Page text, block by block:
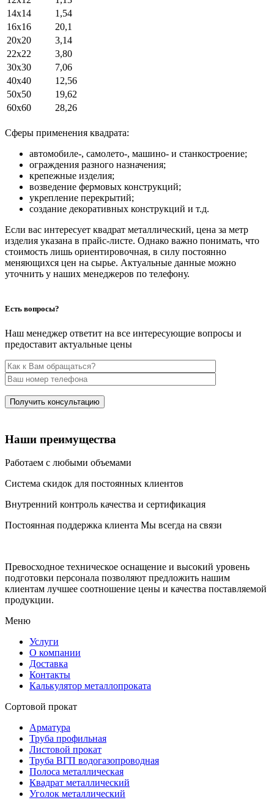
14х14
1,54
16х16
20,1
20х20
3,14
22х22
3,80
30х30
7,06
40х40
12,56
50х50
19,62
60х60
28,26
Сферы применения квадрата:
автомобиле-, самолето-, машино- и станкостроение;
ограждения разного назначения;
крепежные изделия;
возведение фермовых конструкций;
укрепление перекрытий;
создание декоративных конструкций и т.д.
Если вас интересует квадрат металлический, цена за метр
изделия указана в прайс-листе. Однако важно понимать, что
стоимость лишь ориентировочная, в силу постоянно
меняющихся цен на сырье. Актуальные данные можно
уточнить у наших менеджеров по телефону.
Есть вопросы?
Наш менеджер ответит на все интересующие вопросы и
предоставит актуальные цены
Наши преимущества
Работаем с любыми объемами
Система скидок для постоянных клиентов
Внутренний контроль качества и сертификация
Постоянная поддержка клиента Мы всегда на связи
Превосходное техническое оснащение и высокий уровень
подготовки персонала позволяют предложить нашим
клиентам лучшее соотношение цены и качества поставляемой
продукции.
Меню
Услуги
О компании
Доставка
Контакты
Калькулятор металлопроката
Сортовой прокат
Арматура
Труба профильная
Листовой прокат
Труба ВГП водогазопроводная
Полоса металлическая
Квадрат металлический
Уголок металлический